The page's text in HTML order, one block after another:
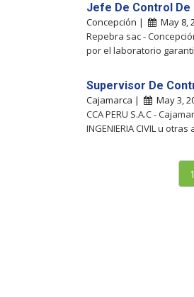
Jefe De Control De
Concepción | May 8,
Repebra sac -
por el laboratorio
Supervisor De
Cajamarca | May 3,
CCA PERU S.A.C -
INGENIERIA CIVIL u
1